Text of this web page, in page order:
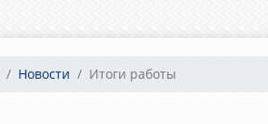
Новости Итоги работы